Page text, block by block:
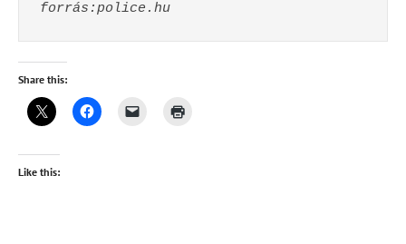
forrás:police.hu
Share this:
Like this: